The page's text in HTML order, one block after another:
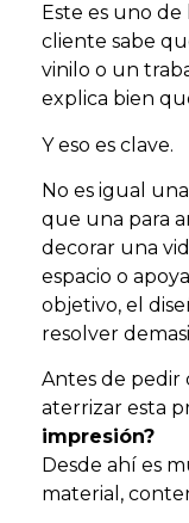
Este es uno de
cliente sabe
vinilo o un
explica bien
Y eso es clave.
No es igual
que una para
decorar una
espacio o
objetivo, el
resolver
Antes de pedir
aterrizar esta
impresión?
Desde ahí es
material,